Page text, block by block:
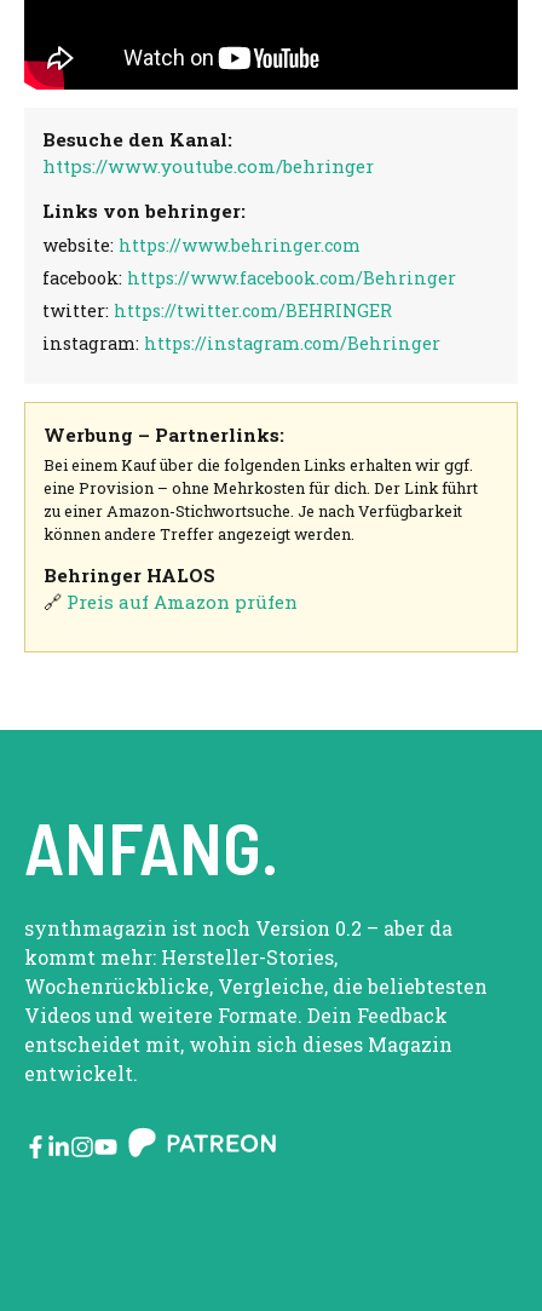
Besuche den Kanal:
https://www.youtube.com/behringer
Links von behringer:
website: https://www.behringer.com
facebook: https://www.facebook.com/Behringer
twitter: https://twitter.com/BEHRINGER
instagram: https://instagram.com/Behringer
Werbung – Partnerlinks:
Bei einem Kauf über die folgenden Links erhalten wir ggf.
eine Provision – ohne Mehrkosten für dich. Der Link führt
zu einer Amazon-Stichwortsuche. Je nach Verfügbarkeit
können andere Treffer angezeigt werden.
Behringer HALOS
🔗 Preis auf Amazon prüfen
ANFANG.
synthmagazin ist noch Version 0.2 – aber da
kommt mehr: Hersteller-Stories,
Wochenrückblicke, Vergleiche, die beliebtesten
Videos und weitere Formate. Dein Feedback
entscheidet mit, wohin sich dieses Magazin
entwickelt.